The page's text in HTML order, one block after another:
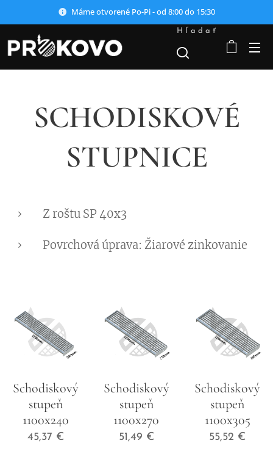
Máme otvorené Po-Pi - od 8:00 do 15:30
Hľadať
SCHODISKOVÉ
STUPNICE
Z roštu SP 40x3
Povrchová úprava: Žiarové zinkovanie
Schodiskový
stupeň
1100x240
45,37 €
Schodiskový
stupeň
1100x270
51,49 €
Schodiskový
stupeň
1100x305
55,52 €